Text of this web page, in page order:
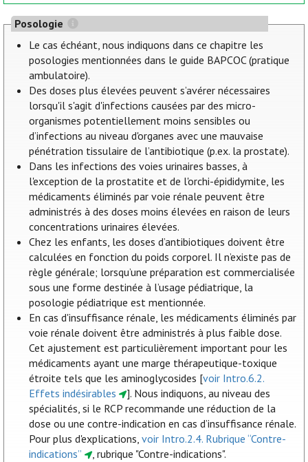
Posologie
Le cas échéant, nous indiquons dans ce chapitre les
posologies mentionnées dans le guide BAPCOC (pratique
ambulatoire).
Des doses plus élevées peuvent s’avérer nécessaires
lorsqu'il s'agit d'infections causées par des micro-
organismes potentiellement moins sensibles ou
d’infections au niveau d'organes avec une mauvaise
pénétration tissulaire de l’antibiotique (p.ex. la prostate).
Dans les infections des voies urinaires basses, à
l'exception de la prostatite et de l'orchi-épididymite, les
médicaments éliminés par voie rénale peuvent être
administrés à des doses moins élevées en raison de leurs
concentrations urinaires élevées.
Chez les enfants, les doses d’antibiotiques doivent être
calculées en fonction du poids corporel. Il n’existe pas de
règle générale; lorsqu’une préparation est commercialisée
sous une forme destinée à l’usage pédiatrique, la
posologie pédiatrique est mentionnée.
En cas d'insuffisance rénale, les médicaments éliminés par
voie rénale doivent être administrés à plus faible dose.
Cet ajustement est particulièrement important pour les
médicaments ayant une marge thérapeutique-toxique
étroite tels que les aminoglycosides [voir Intro.6.2.
Effets indésirables
]. Nous indiquons, au niveau des
spécialités, si le RCP recommande une réduction de la
dose ou une contre-indication en cas d’insuffisance rénale.
Pour plus d'explications,voir Intro.2.4. Rubrique “Contre-
indications”
, rubrique "Contre-indications".